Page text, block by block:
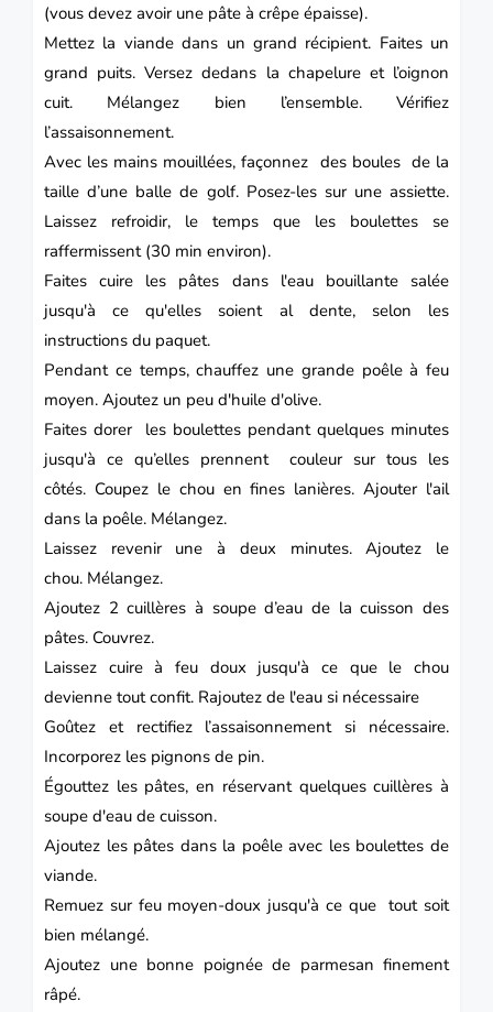
(vous devez avoir une pâte à crêpe épaisse).
Mettez la viande dans un grand récipient. Faites un
grand puits.Versez dedans la chapelure et l’oignon
cuit. Mélangez bien l’ensemble. Vérifiez
l’assaisonnement.
Avec les mains mouillées, façonnez des boules de la
taille d’une balle de golf. Posez-les sur une assiette.
Laissez refroidir, le temps que les boulettes se
raffermissent (30 min environ).
Faites cuire les pâtes dans l'eau bouillante salée
jusqu'à ce qu'elles soient al dente, selon les
instructions du paquet.
Pendant ce temps, chauffez une grande poêle à feu
moyen. Ajoutez un peu d'huile d'olive.
Faites dorer les boulettes pendant quelques minutes
jusqu'à ce qu’elles prennent couleur sur tous les
côtés. Coupez le chou en fines lanières.Ajouter l'ail
dans la poêle. Mélangez.
Laissez revenir une à deux minutes.Ajoutez le
chou. Mélangez.
Ajoutez 2 cuillères à soupe d’eau de la cuisson des
pâtes. Couvrez.
Laissez cuire à feu doux jusqu'à ce que le chou
devienne tout confit. Rajoutez de l'eau si nécessaire
Goûtez et rectifiez l’assaisonnement si nécessaire.
Incorporez les pignons de pin.
Égouttez les pâtes, en réservant quelques cuillères à
soupe d'eau de cuisson.
Ajoutez les pâtes dans la poêle avec les boulettes de
viande.
Remuez sur feu moyen-doux jusqu'à ce que tout soit
bien mélangé.
Ajoutez une bonne poignée de parmesan finement
râpé.